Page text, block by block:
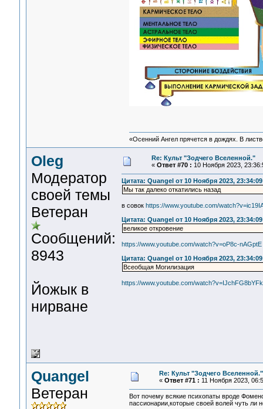
«Осенний Ангел прячется в дождях. В
Oleg
Модератор
своей темы
Ветеран
Сообщений:
8943
Йожык в
нирване
Re: Культ "Зодчего Вселенной."
« Ответ #70 : 10 Ноября 2023,
Цитата: Quangel от 10 Ноября 2023, 23:34:09
Мы так далеко откатились назад
в совок https://www.youtube.com/
Цитата: Quangel от 10 Ноября 2023, 23:34:09
великое откровение
https://www.youtube.com/watch?v=oP8c-nAGptE
Цитата: Quangel от 10 Ноября 2023, 23:34:09
Всеобщая Могилизация
https://www.youtube.com/watch?v=IJchFG8bYFk
Quangel
Ветеран
Re: Культ "Зодчего Вселенной."
« Ответ #71 : 11 Ноября 2023,
Вот почему всякие психопаты вроде
пассионарии,которые своей волей чуть